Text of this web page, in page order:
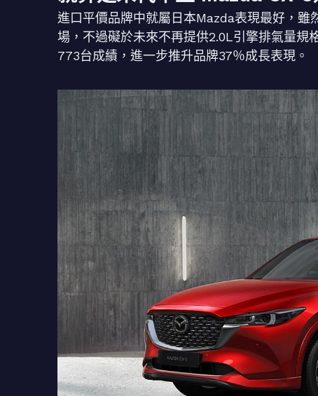
進口平價品牌中就屬日本Mazda表現最好，
場，不過礙於未來不再提供2.0L引擎排氣量
773台成績，進一步推升品牌37％成長表現。